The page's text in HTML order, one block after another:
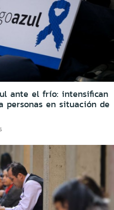
ante el frío: intensifican
personas en situación de